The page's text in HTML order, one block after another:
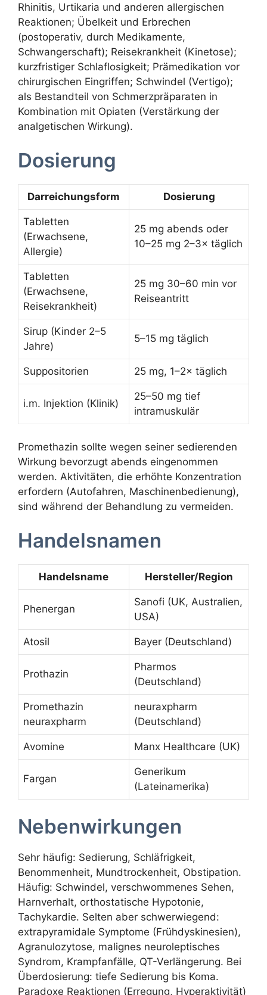
Rhinitis, Urtikaria und anderen allergischen
Reaktionen; Übelkeit und Erbrechen
(postoperativ, durch Medikamente,
Schwangerschaft); Reisekrankheit (Kinetose);
kurzfristiger Schlaflosigkeit; Prämedikation vor
chirurgischen Eingriffen; Schwindel (Vertigo);
als Bestandteil von Schmerzpräparaten in
Kombination mit Opiaten (Verstärkung der
analgetischen Wirkung).
Dosierung
Darreichungsform Dosierung
Tabletten
(Erwachsene,
Allergie)
25 mg abends oder
10–25 mg 2–3× täglich
Tabletten
(Erwachsene,
Reisekrankheit)
25 mg 30–60 min vor
Reiseantritt
Sirup (Kinder 2–5
Jahre)
5–15 mg täglich
Suppositorien 25 mg, 1–2× täglich
i.m. Injektion (Klinik)
25–50 mg tief
intramuskulär
Promethazin sollte wegen seiner sedierenden
Wirkung bevorzugt abends eingenommen
werden. Aktivitäten, die erhöhte Konzentration
erfordern (Autofahren, Maschinenbedienung),
sind während der Behandlung zu vermeiden.
Handelsnamen
Handelsname Hersteller/Region
Phenergan
Sanofi (UK, Australien,
USA)
Atosil Bayer (Deutschland)
Prothazin
Pharmos
(Deutschland)
Promethazin
neuraxpharm
neuraxpharm
(Deutschland)
Avomine Manx Healthcare (UK)
Fargan
Generikum
(Lateinamerika)
Nebenwirkungen
Sehr häufig: Sedierung, Schläfrigkeit,
Benommenheit, Mundtrockenheit, Obstipation.
Häufig: Schwindel, verschwommenes Sehen,
Harnverhalt, orthostatische Hypotonie,
Tachykardie. Selten aber schwerwiegend:
extrapyramidale Symptome (Frühdyskinesien),
Agranulozytose, malignes neuroleptisches
Syndrom, Krampfanfälle, QT-Verlängerung. Bei
Überdosierung: tiefe Sedierung bis Koma.
Paradoxe Reaktionen (Erregung, Hyperaktivität)